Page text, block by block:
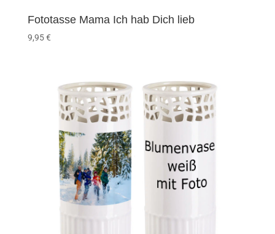
Fototasse Mama Ich hab Dich lieb
9,95€